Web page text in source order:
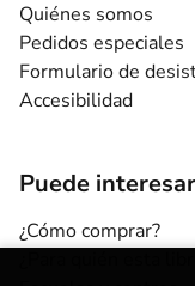
Quiénes somos
Pedidos especiales
Formulario de
Accesibilidad
Puede
¿Cómo comprar?